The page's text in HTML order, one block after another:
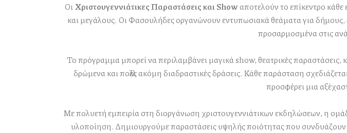
ΟιΧριστουγεννιάτικες Παραστάσεις και Showαποτελούν το επίκεντρο
και μεγάλους. Οι Φασουλήδες οργανώνουν εντυπωσιακά θεάματα για δήμους,
προσαρμοσμένα στις
Το πρόγραμμα μπορεί να περιλαμβάνει μαγικά show, θεατρικές
δρώμενα και πολλές ακόμη διαδραστικές δράσεις. Κάθε παράσταση
προσφέρει μια
Με πολυετή εμπειρία στη διοργάνωση χριστουγεννιάτικων εκδηλώσεων, η
υλοποίηση. Δημιουργούμε παραστάσεις υψηλής ποιότητας που συνδυάζουν